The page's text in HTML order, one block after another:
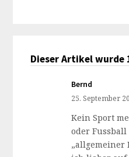
Dieser Artikel
Bernd
25. September
Kein Sport
oder
„allgemeiner